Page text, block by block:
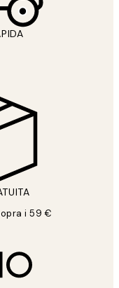
i 59 €